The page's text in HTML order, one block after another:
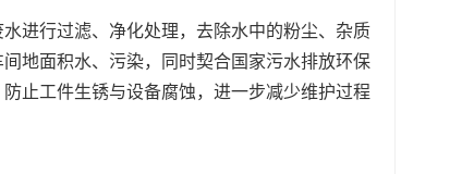
进行过滤、净化处理，去除水中的粉尘、杂质
地面积水、污染，同时契合国家污水排放环保
止工件生锈与设备腐蚀，进一步减少维护过程